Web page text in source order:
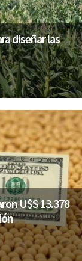
diseñar las
U$S 13.378